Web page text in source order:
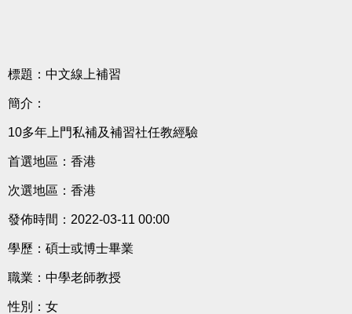
標題：中文線上補習
簡介：
10多年上門私補及補習社任教經驗
首選地區：香港
次選地區：香港
發佈時間：2022-03-11 00:00
學歷：碩士或博士畢業
職業：中學老師教授
性別：女